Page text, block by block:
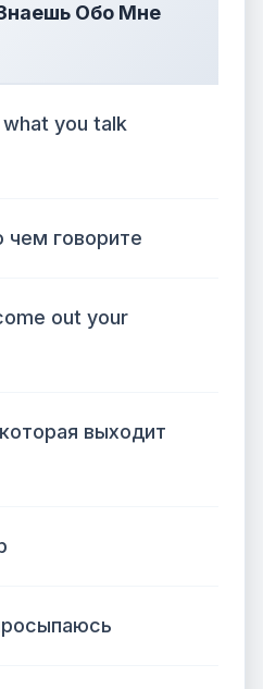
Обо Мне
what you talk
чем говорите
out your
выходит